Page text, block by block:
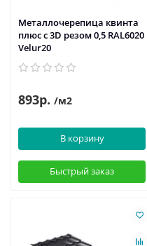
Металлочерепица квинта
плюс c 3D резом 0,5 RAL6020
Velur20
893р. /м2
В корзину
Быстрый заказ